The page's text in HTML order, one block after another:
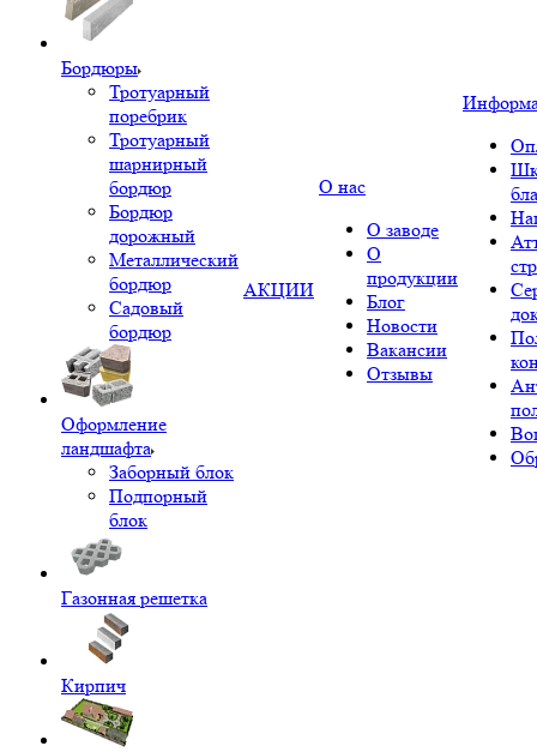
Бордюры
Тротуарный
поребрик
Тротуарный
шарнирный
бордюр
Бордюр
дорожный
Металлический
бордюр
Садовый
бордюр
Оформление
ландшафта
Заборный блок
Подпорный
блок
Газонная решетка
Кирпич
АКЦИИ
О нас
О заводе
О
продукции
Блог
Новости
Вакансии
Отзывы